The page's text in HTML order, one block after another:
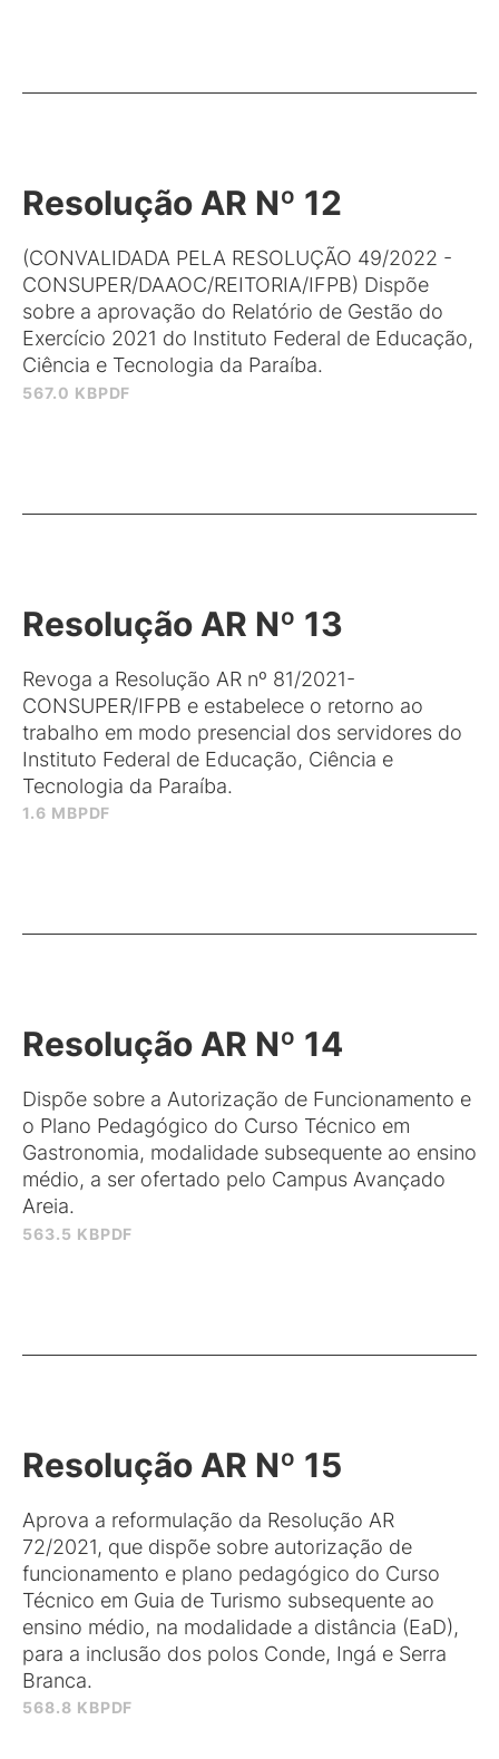
567.0 KBPDF
Resolução AR Nº 12
(CONVALIDADA PELA RESOLUÇÃO 49/2022 -
CONSUPER/DAAOC/REITORIA/IFPB) Dispõe
sobre a aprovação do Relatório de Gestão do
Exercício 2021 do Instituto Federal de Educação,
Ciência e Tecnologia da Paraíba.
1.6 MBPDF
Resolução AR Nº 13
Revoga a Resolução AR nº 81/2021-
CONSUPER/IFPB e estabelece o retorno ao
trabalho em modo presencial dos servidores do
Instituto Federal de Educação, Ciência e
Tecnologia da Paraíba.
563.5 KBPDF
Resolução AR Nº 14
Dispõe sobre a Autorização de Funcionamento e
o Plano Pedagógico do Curso Técnico em
Gastronomia, modalidade subsequente ao ensino
médio, a ser ofertado pelo Campus Avançado
Areia.
568.8 KBPDF
Resolução AR Nº 15
Aprova a reformulação da Resolução AR
72/2021, que dispõe sobre autorização de
funcionamento e plano pedagógico do Curso
Técnico em Guia de Turismo subsequente ao
ensino médio, na modalidade a distância (EaD),
para a inclusão dos polos Conde, Ingá e Serra
Branca.